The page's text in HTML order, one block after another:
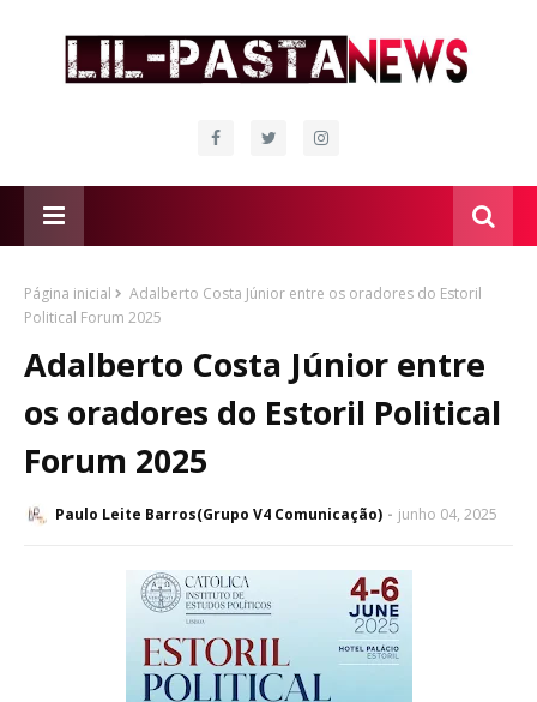
Página inicial
Adalberto Costa Júnior entre os oradores do Estoril
Political Forum 2025
Adalberto Costa Júnior entre
os oradores do Estoril Political
Forum 2025
Paulo Leite Barros(Grupo V4 Comunicação) junho 04, 2025